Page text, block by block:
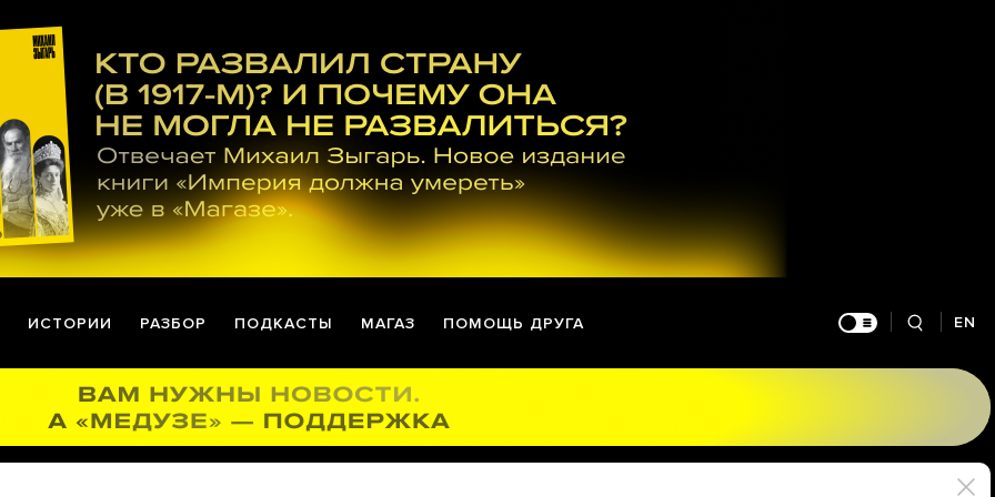
ИСТОРИИ РАЗБОР ПОДКАСТЫ МАГАЗ ПОМОЩЬ ДРУГА EN